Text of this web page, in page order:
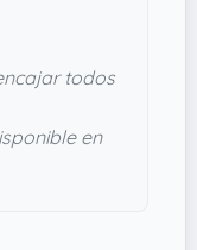
todos
en